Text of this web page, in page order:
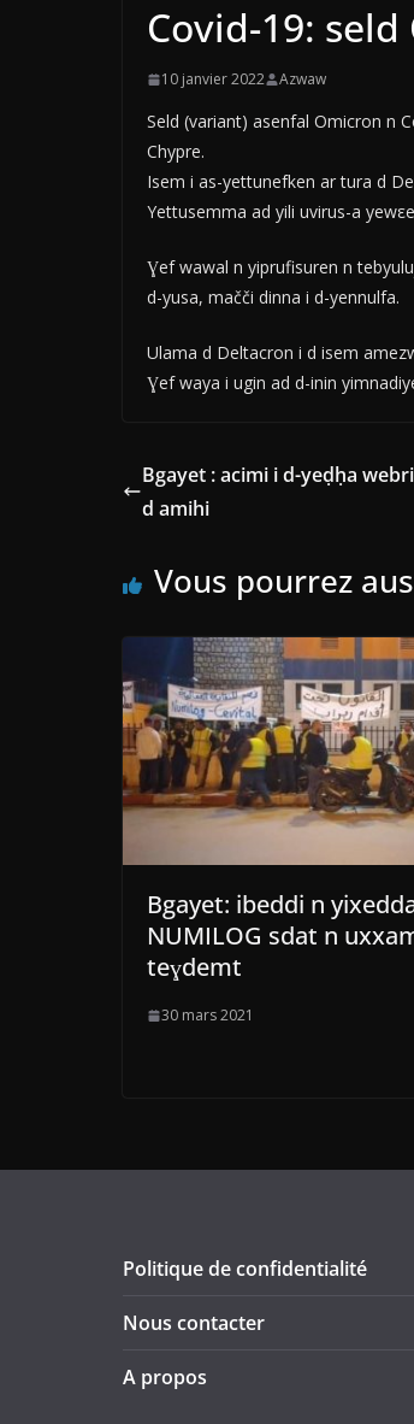
Covid-19:
10 janvier 2022 Azwaw
Seld (variant) asenfal Omicron n
Chypre.
Isem i as-yettunefken ar tura d
Yettusemma ad yili uvirus-a
Ɣef wawal n yiprufisuren n
d-yusa, mačči dinna i d-yennulfa.
Ulama d Deltacron i d isem
Ɣef waya i ugin ad d-inin
Bgayet : acimi i d-yeḍḥa
d amihi
Vous pourrez
Bgayet: ibeddi n
NUMILOG sdat n
teɣdemt
30 mars 2021
Politique de confidentialité
Nous contacter
A propos